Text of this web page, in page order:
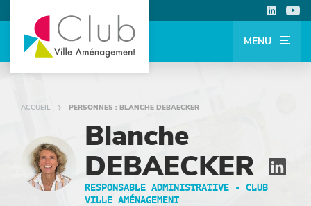
MENU
ACCUEIL PERSONNES : BLANCHE DEBAECKER
Blanche
DEBAECKER
RESPONSABLE ADMINISTRATIVE - CLUB
VILLE AMÉNAGEMENT